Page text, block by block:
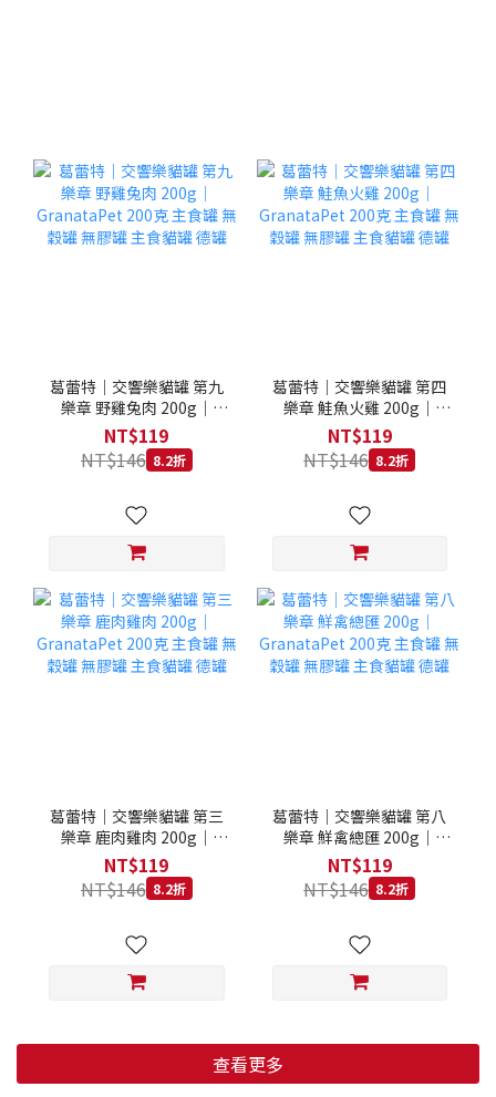
葛蕾特｜交響樂貓罐 第九
樂章 野雞兔肉 200g｜
GranataPet 200克 主食罐
無穀罐 無膠罐 主食貓罐 德
罐
NT$119
NT$146 8.2折
葛蕾特｜交響樂貓罐 第四
樂章 鮭魚火雞 200g｜
GranataPet 200克 主食罐
無穀罐 無膠罐 主食貓罐 德
罐
NT$119
NT$146 8.2折
葛蕾特｜交響樂貓罐 第三
樂章 鹿肉雞肉 200g｜
GranataPet 200克 主食罐
無穀罐 無膠罐 主食貓罐 德
罐
NT$119
NT$146 8.2折
葛蕾特｜交響樂貓罐 第八
樂章 鮮禽總匯 200g｜
GranataPet 200克 主食罐
無穀罐 無膠罐 主食貓罐 德
罐
NT$119
NT$146 8.2折
查看更多